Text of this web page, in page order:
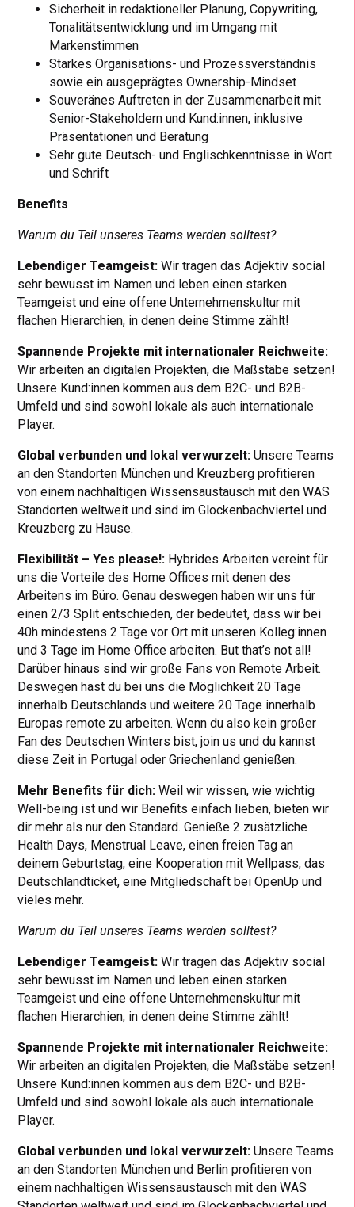
Sicherheit in redaktioneller Planung, Copywriting,
Tonalitätsentwicklung und im Umgang mit
Markenstimmen
Starkes Organisations- und Prozessverständnis
sowie ein ausgeprägtes Ownership-Mindset
Souveränes Auftreten in der Zusammenarbeit mit
Senior-Stakeholdern und Kund:innen, inklusive
Präsentationen und Beratung
Sehr gute Deutsch- und Englischkenntnisse in Wort
und Schrift
Benefits
Warum du Teil unseres Teams werden solltest?
Lebendiger Teamgeist:Wir tragen das Adjektiv social
sehr bewusst im Namen und leben einen starken
Teamgeist und eine offene Unternehmenskultur mit
flachen Hierarchien, in denen deine Stimme zählt!
Spannende Projekte mit internationaler Reichweite:
Wir arbeiten an digitalen Projekten, die Maßstäbe setzen!
Unsere Kund:innen kommen aus dem B2C- und B2B-
Umfeld und sind sowohl lokale als auch internationale
Player.
Global verbunden und lokal verwurzelt:Unsere Teams
an den Standorten München und Kreuzberg profitieren
von einem nachhaltigen Wissensaustausch mit den WAS
Standorten weltweit und sind im Glockenbachviertel und
Kreuzberg zu Hause.
Flexibilität – Yes please!: Hybrides Arbeiten vereint für
uns die Vorteile des Home Offices mit denen des
Arbeitens im Büro. Genau deswegen haben wir uns für
einen 2/3 Split entschieden, der bedeutet, dass wir bei
40h mindestens 2 Tage vor Ort mit unseren Kolleg:innen
und 3 Tage im Home Office arbeiten. But that’s not all!
Darüber hinaus sind wir große Fans von Remote Arbeit.
Deswegen hast du bei uns die Möglichkeit 20 Tage
innerhalb Deutschlands und weitere 20 Tage innerhalb
Europas remote zu arbeiten. Wenn du also kein großer
Fan des Deutschen Winters bist, join us und du kannst
diese Zeit in Portugal oder Griechenland genießen.
Mehr Benefits für dich: Weil wir wissen, wie wichtig
Well-being ist und wir Benefits einfach lieben, bieten wir
dir mehr als nur den Standard. Genieße 2 zusätzliche
Health Days, Menstrual Leave, einen freien Tag an
deinem Geburtstag, eine Kooperation mit Wellpass, das
Deutschlandticket, eine Mitgliedschaft bei OpenUp und
vieles mehr.
Warum du Teil unseres Teams werden solltest?
Lebendiger Teamgeist:Wir tragen das Adjektiv social
sehr bewusst im Namen und leben einen starken
Teamgeist und eine offene Unternehmenskultur mit
flachen Hierarchien, in denen deine Stimme zählt!
Spannende Projekte mit internationaler Reichweite:
Wir arbeiten an digitalen Projekten, die Maßstäbe setzen!
Unsere Kund:innen kommen aus dem B2C- und B2B-
Umfeld und sind sowohl lokale als auch internationale
Player.
Global verbunden und lokal verwurzelt:Unsere Teams
an den Standorten München und Berlin profitieren von
einem nachhaltigen Wissensaustausch mit den WAS